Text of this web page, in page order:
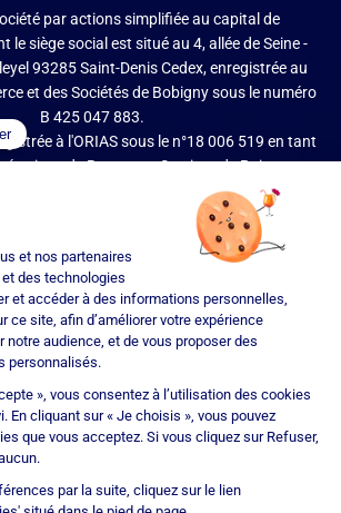
par actions simplifiée au capital de
le siège social est situé au 4, allée de Seine -
93285 Saint-Denis Cedex, enregistrée au
et des Sociétés de Bobigny sous le numéro
B 425 047 883.
à l'ORIAS sous le n°18 006 519 en tant
de Banque et Services de Paiement
d'intermédiaire en opérations de banque et
(MIOBSP) de la société Partners Finances
496, Mandataire Non Exclusif, ORIAS n°07
de crédits et Courtier d'assurance
ou de réassurance (COA).
contrôle de l'Autorité de Contrôle Prudentiel et
– site : https://acpr.banque-france.fr/), 4
CS 92459 – 75436 Paris Cedex 09. Réseau
juridiquement et financièrement
IMMOPRÊT bénéficie d'une assurance
professionnelle auprès de CNA Insurance
(police n° BFL10471901).